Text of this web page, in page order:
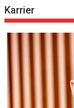
Karrier